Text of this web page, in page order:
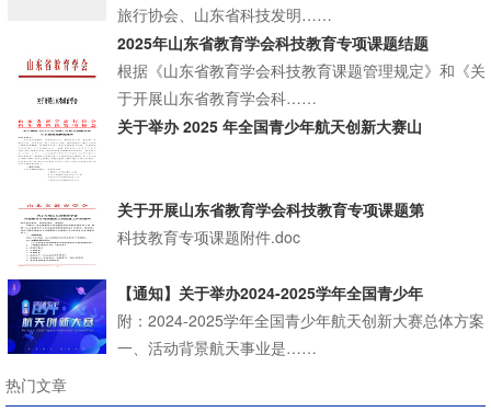
旅行协会、山东省科技发明……
2025年山东省教育学会科技教育专项课题结题
根据《山东省教育学会科技教育课题管理规定》和《关
于开展山东省教育学会科……
关于举办 2025 年全国青少年航天创新大赛山
关于开展山东省教育学会科技教育专项课题第
科技教育专项课题附件.doc
【通知】关于举办2024-2025学年全国青少年
附：2024-2025学年全国青少年航天创新大赛总体方案
一、活动背景航天事业是……
热门文章